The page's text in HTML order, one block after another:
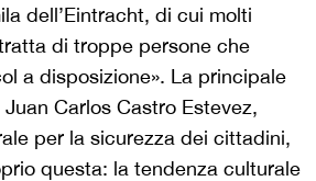
dell’Eintracht, di cui molti
di troppe persone che
a disposizione». La principale
Carlos Castro Estevez,
per la sicurezza dei cittadini,
questa: la tendenza culturale